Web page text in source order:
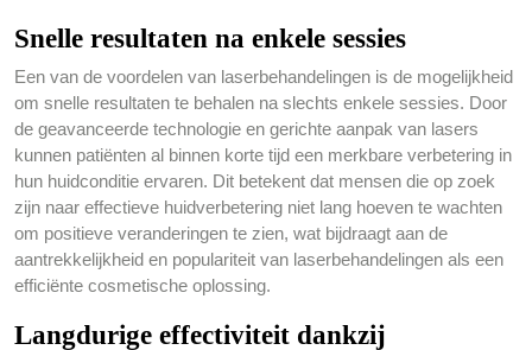
Snelle resultaten na enkele sessies
Een van de voordelen van laserbehandelingen is de mogelijkheid
om snelle resultaten te behalen na slechts enkele sessies. Door
de geavanceerde technologie en gerichte aanpak van lasers
kunnen patiënten al binnen korte tijd een merkbare verbetering in
hun huidconditie ervaren. Dit betekent dat mensen die op zoek
zijn naar effectieve huidverbetering niet lang hoeven te wachten
om positieve veranderingen te zien, wat bijdraagt aan de
aantrekkelijkheid en populariteit van laserbehandelingen als een
efficiënte cosmetische oplossing.
Langdurige effectiviteit dankzij